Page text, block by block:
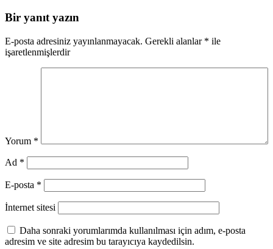
Bir yanıt yazın
E-posta adresiniz yayınlanmayacak. Gerekli alanlar * ile
işaretlenmişlerdir
Yorum *
Ad *
E-posta *
İnternet sitesi
Daha sonraki yorumlarımda kullanılması için adım, e-posta
adresim ve site adresim bu tarayıcıya kaydedilsin.